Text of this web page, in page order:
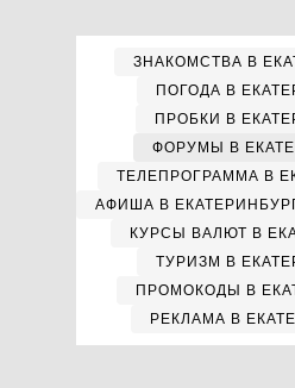
ЗНАКОМСТВА В
ПОГОДА В
ПРОБКИ В
ФОРУМЫ В
ТЕЛЕПРОГРАММА В
АФИША В
КУРСЫ ВАЛЮТ В
ТУРИЗМ В
ПРОМОКОДЫ В
РЕКЛАМА В